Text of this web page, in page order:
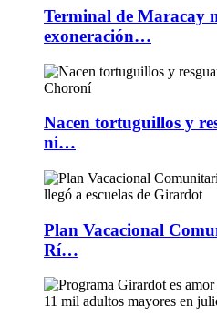
Terminal de Maracay
exoneración…
Nacen tortuguillos y
ni…
Plan Vacacional
Rí…